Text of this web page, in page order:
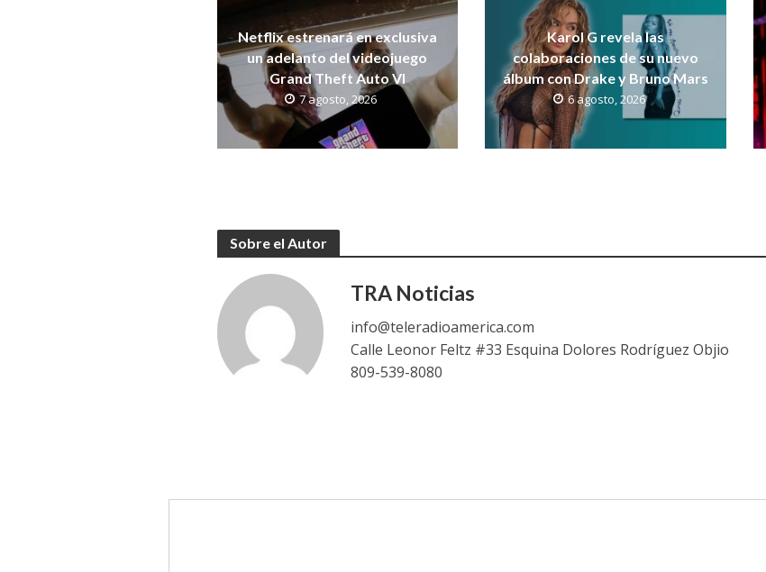
Netflix estrenará en exclusiva
un adelanto del videojuego
Grand Theft Auto VI
7 agosto, 2026
Karol G revela las
colaboraciones de su nuevo
álbum con Drake y Bruno Mars
6 agosto, 2026
Sobre el Autor
TRA Noticias
info@teleradioamerica.com
Calle Leonor Feltz #33 Esquina Dolores Rodríguez Objio
809-539-8080